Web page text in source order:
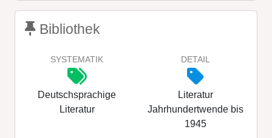
Bibliothek
SYSTEMATIK
Deutschsprachige
Literatur
DETAIL
Literatur
Jahrhundertwende bis
1945